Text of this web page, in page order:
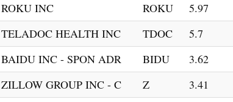
ROKU INC ROKU 5.97
TELADOC HEALTH INC TDOC 5.7
BAIDU INC - SPON ADR BIDU 3.62
ZILLOW GROUP INC - C Z 3.41